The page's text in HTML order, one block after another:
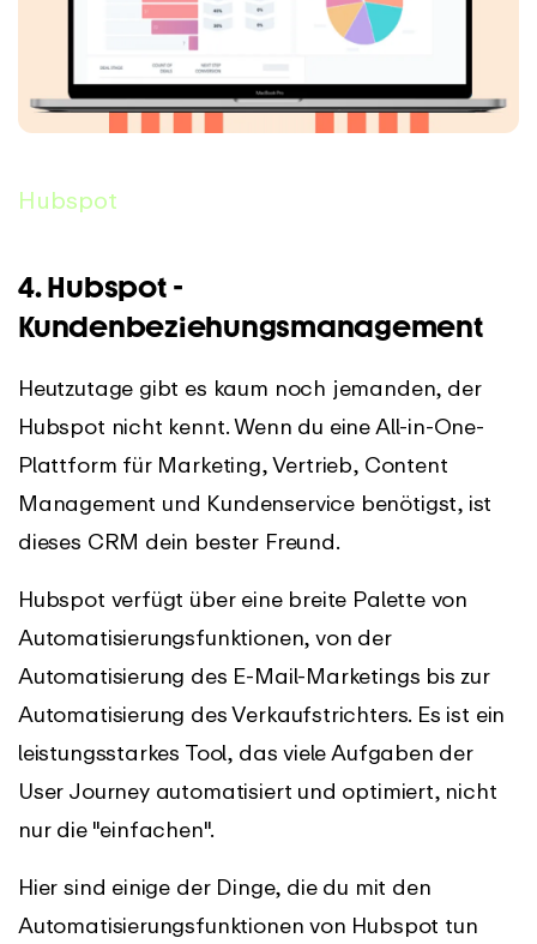
Hubspot
4. Hubspot -
Kundenbeziehungsmanagement
Heutzutage gibt es kaum noch jemanden, der
Hubspot nicht kennt. Wenn du eine All-in-One-
Plattform für Marketing, Vertrieb, Content
Management und Kundenservice benötigst, ist
dieses CRM dein bester Freund.
Hubspot verfügt über eine breite Palette von
Automatisierungsfunktionen, von der
Automatisierung des E-Mail-Marketings bis zur
Automatisierung des Verkaufstrichters. Es ist ein
leistungsstarkes Tool, das viele Aufgaben der
User Journey automatisiert und optimiert, nicht
nur die "einfachen".
Hier sind einige der Dinge, die du mit den
Automatisierungsfunktionen von Hubspot tun